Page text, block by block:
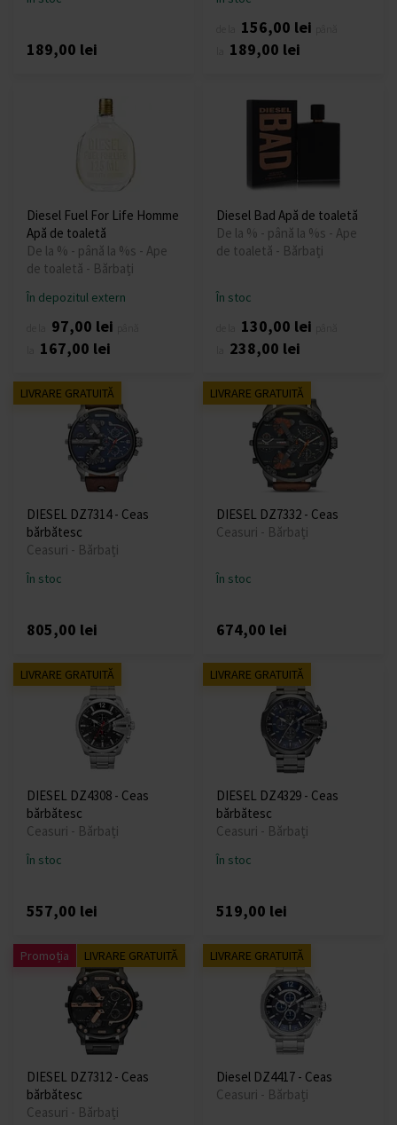
189,00 lei
156,00 lei
189,00 lei
Diesel Fuel For Life Homme
Apă de toaletă
De la % - până la %s - Ape
de toaletă - Bărbați
În depozitul extern
97,00 lei
167,00 lei
Diesel Bad Apă de toaletă
De la % - până la %s - Ape
de toaletă - Bărbați
În stoc
130,00 lei
238,00 lei
LIVRARE GRATUITĂ
DIESEL DZ7314 - Ceas
bărbătesc
Ceasuri - Bărbați
În stoc
805,00 lei
LIVRARE GRATUITĂ
DIESEL DZ7332 - Ceas
Ceasuri - Bărbați
În stoc
674,00 lei
LIVRARE GRATUITĂ
DIESEL DZ4308 - Ceas
bărbătesc
Ceasuri - Bărbați
În stoc
557,00 lei
LIVRARE GRATUITĂ
DIESEL DZ4329 - Ceas
bărbătesc
Ceasuri - Bărbați
În stoc
519,00 lei
Promoția LIVRARE GRATUITĂ
DIESEL DZ7312 - Ceas
bărbătesc
Ceasuri - Bărbați
LIVRARE GRATUITĂ
Diesel DZ4417 - Ceas
Ceasuri - Bărbați